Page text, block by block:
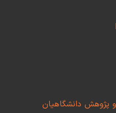
پژوهش دانشگاهیان